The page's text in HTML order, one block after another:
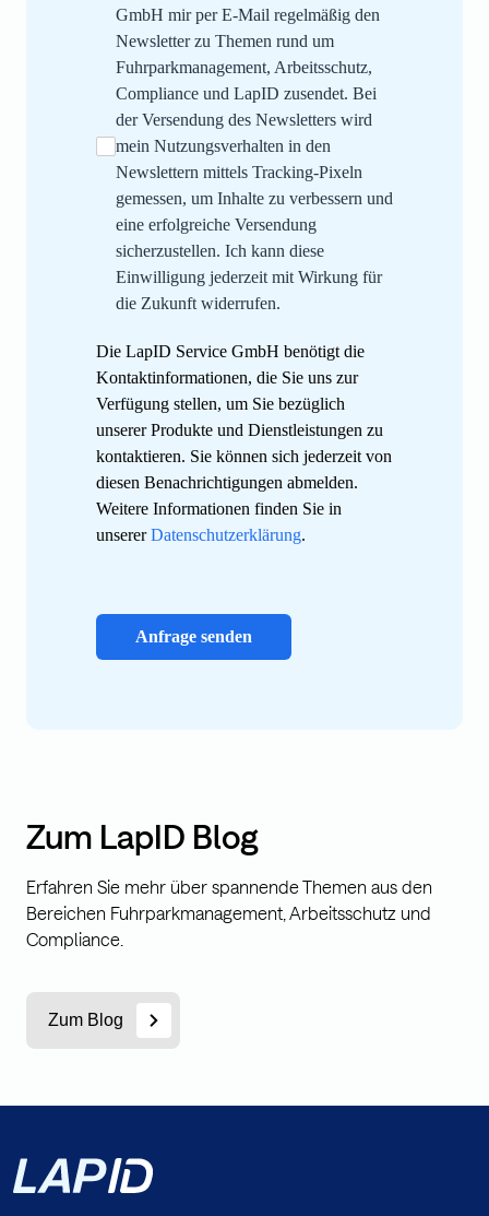
GmbH mir per E‑Mail regelmäßig den
Newsletter zu Themen rund um
Fuhrparkmanagement, Arbeitsschutz,
Compliance und LapID zusendet. Bei
der Versendung des Newsletters wird
mein Nutzungsverhalten in den
Newslettern mittels Tracking‑Pixeln
gemessen, um Inhalte zu verbessern und
eine erfolgreiche Versendung
sicherzustellen. Ich kann diese
Einwilligung jederzeit mit Wirkung für
die Zukunft widerrufen.
Die LapID Service GmbH benötigt die
Kontaktinformationen, die Sie uns zur
Verfügung stellen, um Sie bezüglich
unserer Produkte und Dienstleistungen zu
kontaktieren. Sie können sich jederzeit von
diesen Benachrichtigungen abmelden.
Weitere Informationen finden Sie in
unsererDatenschutzerklärung.
Anfrage senden
Zum LapID Blog
Erfahren Sie mehr über spannende Themen aus den
Bereichen Fuhrparkmanagement, Arbeitsschutz und
Compliance.
Zum Blog